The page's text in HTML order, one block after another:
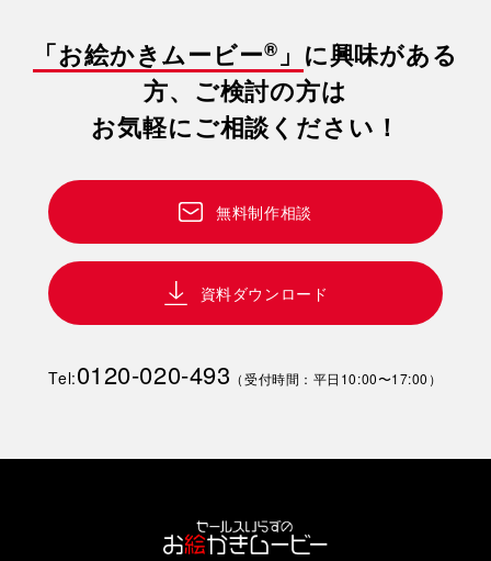
「お絵かきムービー®」 に興味がある
方、ご検討の方は
お気軽にご相談ください！
無料制作相談
資料ダウンロード
Tel:0120-020-493 （受付時間：平日10:00〜17:00）